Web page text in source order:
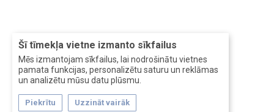
Šī tīmekļa vietne izmanto sīkfailus
Mēs izmantojam sīkfailus, lai nodrošinātu vietnes
pamata funkcijas, personalizētu saturu un reklāmas
un analizētu mūsu datu plūsmu.
Piekrītu Uzzināt vairāk